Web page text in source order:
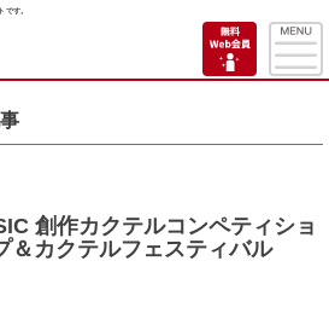
です。
創作カクテルコンペティショ
＆カクテルフェスティバル